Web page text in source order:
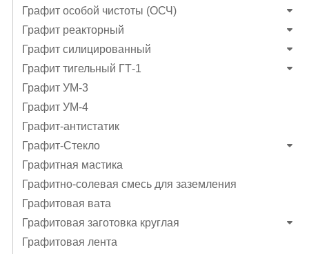
Графит особой чистоты (ОСЧ)
Графит реакторный
Графит силицированный
Графит тигельный ГТ-1
Графит УМ-3
Графит УМ-4
Графит-антистатик
Графит-Стекло
Графитная мастика
Графитно-солевая смесь для заземления
Графитовая вата
Графитовая заготовка круглая
Графитовая лента